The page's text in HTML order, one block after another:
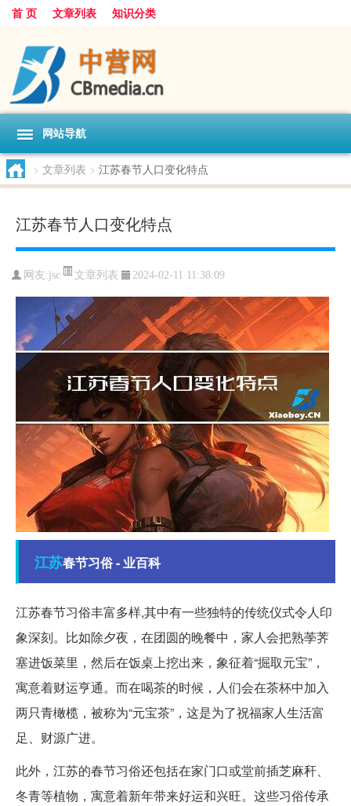
首 页 文章列表 知识分类
网站导航
> 文章列表 > 江苏春节人口变化特点
江苏春节人口变化特点
网友:jsc 文章列表 2024-02-11 11:38:09
江苏春节习俗 - 业百科
江苏春节习俗丰富多样,其中有一些独特的传统仪式令人印
象深刻。比如除夕夜，在团圆的晚餐中，家人会把熟荸荠
塞进饭菜里，然后在饭桌上挖出来，象征着“掘取元宝”，
寓意着财运亨通。而在喝茶的时候，人们会在茶杯中加入
两只青橄榄，被称为“元宝茶”，这是为了祝福家人生活富
足、财源广进。
此外，江苏的春节习俗还包括在家门口或堂前插芝麻秆、
冬青等植物，寓意着新年带来好运和兴旺。这些习俗传承